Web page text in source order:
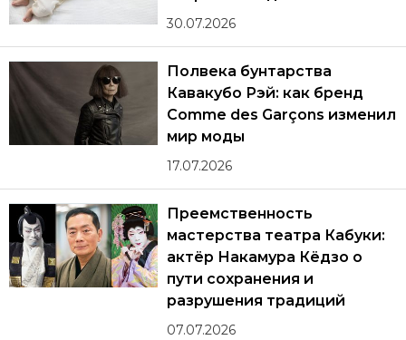
30.07.2026
Полвека бунтарства
Кавакубо Рэй: как бренд
Comme des Garçons изменил
мир моды
17.07.2026
Преемственность
мастерства театра Кабуки:
актёр Накамура Кёдзо о
пути сохранения и
разрушения традиций
07.07.2026